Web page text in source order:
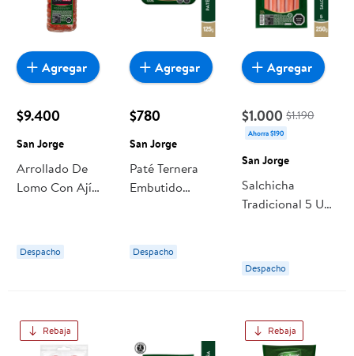
$9.400
San Jorge
Arrollado De
Lomo Con Ají
Despacho
Agregar
$780
San Jorge
Paté Ternera
Embutido
Despacho
Agregar
$1.000 $1.190
Ahorra $190
San Jorge
Salchicha
Tradicional 5 Un
Despacho
Agregar
Rebaja Rebaja